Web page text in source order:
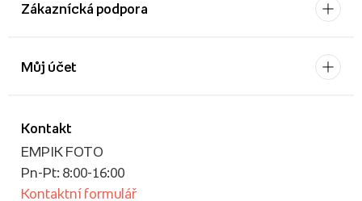
Zákaznícká podpora
Kontakt
EMPIK FOTO
Pn-Pt: 8:00-16:00
Kontaktní formulář
Můj účet